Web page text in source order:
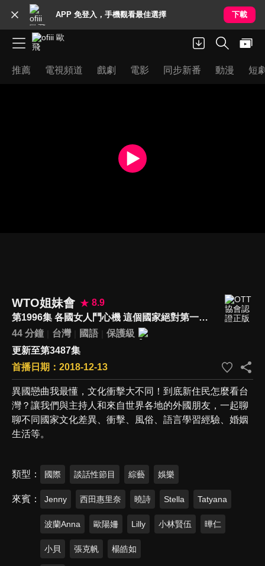
APP 免登入，手機觀看最佳選擇 下載
推薦 電視頻道 戲劇 電影 同步新番 動漫 短
WTO姐妹會
8.9
第1996集 各國女人鬥心機 這個國家絕對第一…
44 分鐘
台灣 國語
保護級
更新至第3487集
首播日期：2018-12-13
異國戀曲我最懂，文化衝擊大不同！到底新住民怎麼看台
灣？讓我們與主持人和來自世界各地的外國朋友，一起聊
聊不同國家文化差異、衝擊、風俗、語言學習經驗、婚姻
生活等。
類型 國際 談話性節目 綜藝 娛樂
來賓 Jenny 西田惠里奈 曉詩 Stella Tatyana
波蘭Anna 歐陽姍 Lilly 小林賢伍 曄仁
小貝 張克帆 楊皓如